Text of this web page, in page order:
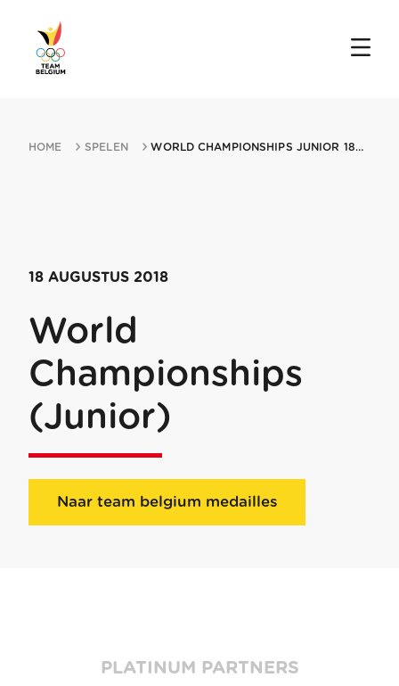
HOME SPELEN WORLD CHAMPIONSHIPS JUNIOR 18082018 AIGLE
18 AUGUSTUS 2018
World
Championships
(Junior)
Naar team belgium medailles
PLATINUM PARTNERS